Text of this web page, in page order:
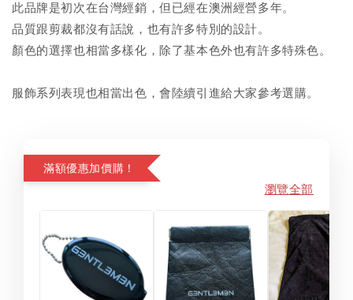
此品牌是初次在台灣經銷，但已經在澳洲經營多年。
品質跟剪裁都沒有話說，也有許多特別的設計。
顏色的選擇也相當多樣化，除了基本色外也有許多特殊色。
服飾系列表現也相當出色，會陸續引進給大家參考選購。
滿額優惠加價購！
瀏覽全部